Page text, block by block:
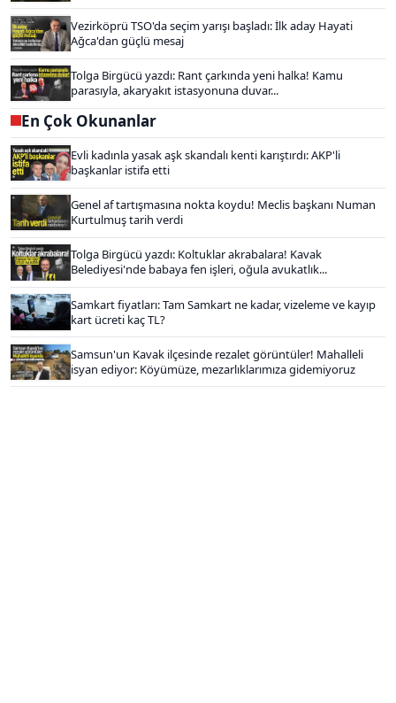
Vezirköprü TSO'da seçim yarışı başladı: İlk aday Hayati
Ağca'dan güçlü mesaj
Tolga Birgücü yazdı: Rant çarkında yeni halka! Kamu
parasıyla, akaryakıt istasyonuna duvar...
En Çok Okunanlar
Evli kadınla yasak aşk skandalı kenti karıştırdı: AKP'li
başkanlar istifa etti
Genel af tartışmasına nokta koydu! Meclis başkanı Numan
Kurtulmuş tarih verdi
Tolga Birgücü yazdı: Koltuklar akrabalara! Kavak
Belediyesi'nde babaya fen işleri, oğula avukatlık...
Samkart fiyatları: Tam Samkart ne kadar, vizeleme ve kayıp
kart ücreti kaç TL?
Samsun'un Kavak ilçesinde rezalet görüntüler! Mahalleli
isyan ediyor: Köyümüze, mezarlıklarımıza gidemiyoruz